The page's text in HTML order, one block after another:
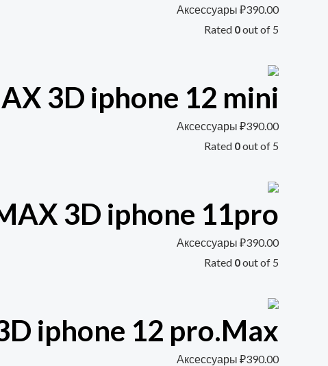
Аксессуары ₽390.00
Rated 0out of 5
3D iphone 12 mini
Аксессуары ₽390.00
Rated 0out of 5
3D iphone 11pro
Аксессуары ₽390.00
Rated 0out of 5
iphone 12 pro.Max
Аксессуары ₽390.00